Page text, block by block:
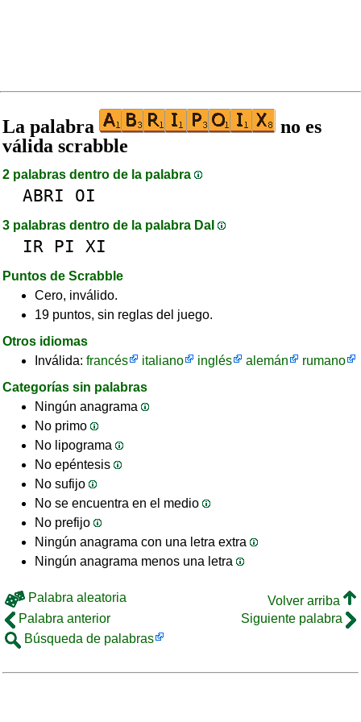
La palabra
no es
válida scrabble
2 palabras dentro de la palabra
ABRI OI
3 palabras dentro de la palabra DaI
IR PI XI
Puntos de Scrabble
Cero, inválido.
19 puntos, sin reglas del juego.
Otros idiomas
Inválida: francés italiano inglés alemán
rumano
Categorías sin palabras
Ningún anagrama
No primo
No lipograma
No epéntesis
No sufijo
No se encuentra en el medio
No prefijo
Ningún anagrama con una letra extra
Ningún anagrama menos una letra
Palabra aleatoria
Volver arriba
Palabra anterior
Siguiente palabra
Búsqueda de palabras